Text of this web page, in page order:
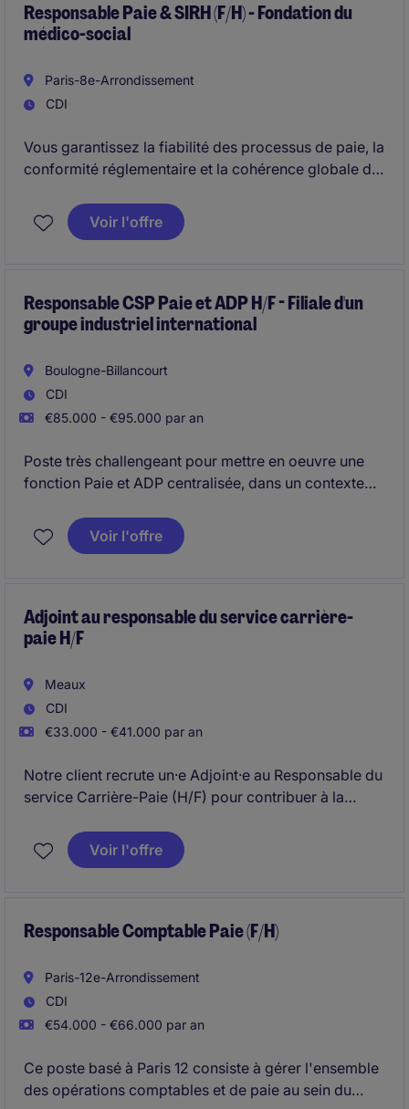
Responsable Paie & SIRH (F/H) - Fondation du
médico-social
Paris-8e-Arrondissement
CDI
Vous garantissez la fiabilité des processus de paie, la
conformité réglementaire et la cohérence globale du
Chargé de paie et d'un Chargé SIRH.
Voir l'offre
Responsable CSP Paie et ADP H/F - Filiale d'un
groupe industriel international
Boulogne-Billancourt
CDI
€85.000 - €95.000 par an
Poste très challengeant pour mettre en oeuvre une
fonction Paie et ADP centralisée, dans un contexte
processus et de coordination d'équipe, le tout au
sein d'un contexte international.
Voir l'offre
Adjoint au responsable du service carrière-
paie H/F
Meaux
CDI
€33.000 - €41.000 par an
Notre client recrute un·e Adjoint·e au Responsable du
service Carrière-Paie (H/F) pour contribuer à la
l'amélioration continue des processus RH. Basé·e à
Meaux (77), ce poste stratégique s'inscrit au cœur
Voir l'offre
Responsable Comptable Paie (F/H)
Paris-12e-Arrondissement
CDI
€54.000 - €66.000 par an
Ce poste basé à Paris 12 consiste à gérer l'ensemble
des opérations comptables et de paie au sein du